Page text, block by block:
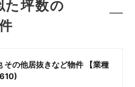
た坪数の
その他居抜きなど物件 【業種